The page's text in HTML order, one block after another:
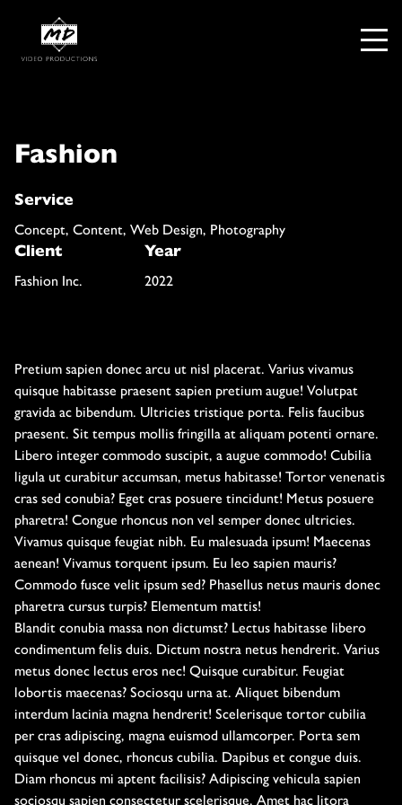
VIDEO
EVENT PHOTOS
PHOTOS
BLOG
Fashion
Service
Concept, Content, Web Design, Photography
Client
Fashion Inc.
Year
2022
Pretium sapien donec arcu ut nisl placerat. Varius vivamus
quisque habitasse praesent sapien pretium augue! Volutpat
gravida ac bibendum. Ultricies tristique porta. Felis faucibus
praesent. Sit tempus mollis fringilla at aliquam potenti ornare.
Libero integer commodo suscipit, a augue commodo! Cubilia
ligula ut curabitur accumsan, metus habitasse! Tortor venenatis
cras sed conubia? Eget cras posuere tincidunt! Metus posuere
pharetra! Congue rhoncus non vel semper donec ultricies.
Vivamus quisque feugiat nibh. Eu malesuada ipsum! Maecenas
aenean! Vivamus torquent ipsum. Eu leo sapien mauris?
Commodo fusce velit ipsum sed? Phasellus netus mauris donec
pharetra cursus turpis? Elementum mattis!
Blandit conubia massa non dictumst? Lectus habitasse libero
condimentum felis duis. Dictum nostra netus hendrerit. Varius
metus donec lectus eros nec! Quisque curabitur. Feugiat
lobortis maecenas? Sociosqu urna at. Aliquet bibendum
interdum lacinia magna hendrerit! Scelerisque tortor cubilia
per cras adipiscing, magna euismod ullamcorper. Porta sem
quisque vel donec, rhoncus cubilia. Dapibus et congue duis.
Diam rhoncus mi aptent facilisis? Adipiscing vehicula sapien
sociosqu sapien consectetur scelerisque. Amet hac litora